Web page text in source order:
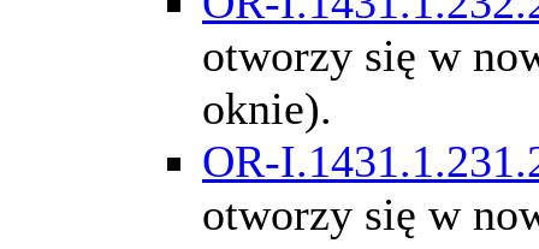
otworzy się w
oknie).
OR-
otworzy się w